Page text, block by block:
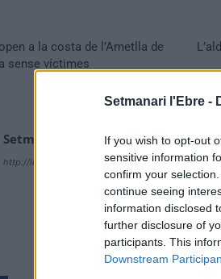
Setmanari l'Ebre -
If you wish to opt-out
sensitive information
confirm your
continue seeing
information disclosed
further disclosure of
participants. This
Downstream
a la costa de l’Ametlla de
sense víctimes
Setmanari Ebre
http://localhost/setmanari-copia